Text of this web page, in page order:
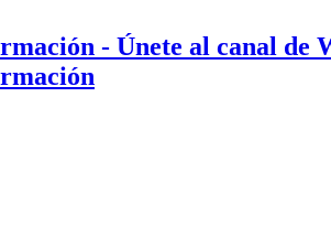
- Únete al canal de